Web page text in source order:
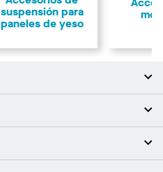
suspensión para
paneles de yeso